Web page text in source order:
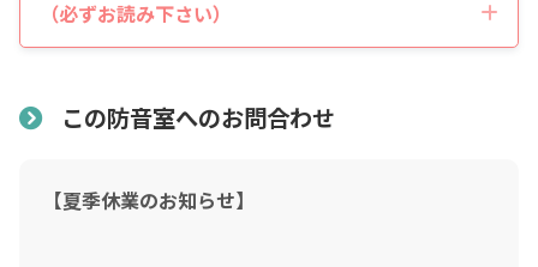
税込価格合計*
頭金
頭金の金額をスライドして下さい（1万円単位）
（必ずお読み下さい）
価格には中古品本体価格、基本運送組立費、消費税額を含
発生する場合があります。
この防音室へのお問合わせ
【夏季休業のお知らせ】